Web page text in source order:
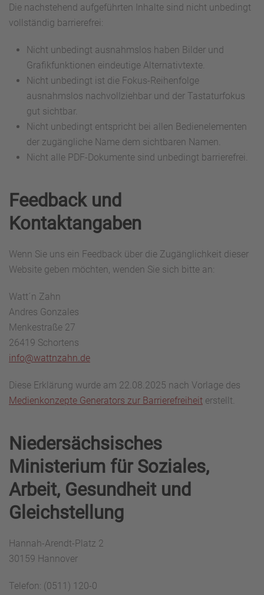
Die nachstehend aufgeführten Inhalte sind nicht unbedingt
vollständig barrierefrei:
Nicht unbedingt ausnahmslos haben Bilder und
Grafikfunktionen eindeutige Alternativtexte.
Nicht unbedingt ist die Fokus-Reihenfolge
ausnahmslos nachvollziehbar und der Tastaturfokus
gut sichtbar.
Nicht unbedingt entspricht bei allen Bedienelementen
der zugängliche Name dem sichtbaren Namen.
Nicht alle PDF-Dokumente sind unbedingt barrierefrei.
Feedback und
Kontaktangaben
Wenn Sie uns ein Feedback über die Zugänglichkeit dieser
Website geben möchten, wenden Sie sich bitte an:
Watt´n Zahn
Andres Gonzales
Menkestraße 27
26419 Schortens
info@wattnzahn.de
Diese Erklärung wurde am 22.08.2025 nach Vorlage des
Medienkonzepte Generators zur Barrierefreiheit erstellt.
Niedersächsisches
Ministerium für Soziales,
Arbeit, Gesundheit und
Gleichstellung
Hannah-Arendt-Platz 2
30159 Hannover
Telefon: (0511) 120-0